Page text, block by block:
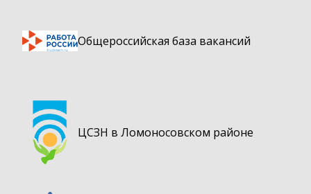
Общероссийская база вакансий
ЦСЗН в Ломоносовском районе